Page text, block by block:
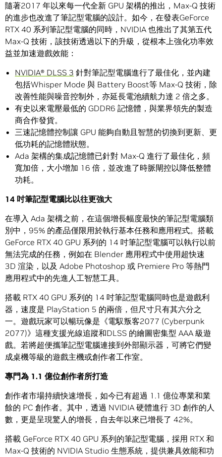
隨著2017 年以來每一代全新 GPU 架構的推出，Max-Q 技術
的進步也改進了筆記型電腦的設計。如今，在發表GeForce
RTX 40 系列筆記型電腦的同時，NVIDIA 也推出了其第五代
Max-Q 技術，該技術透過以下的升級，從根本上強化功率效
益並加速遊戲效能：
NVIDIA® DLSS 3 針對筆記型電腦進行了最佳化，並內建
包括Whisper Mode 與 Battery Boost等 Max-Q 技術，除
改善性能與噪音控制外，亦延長電池續航力達 2 倍之多。
有史以來電壓最低的 GDDR6 記憶體，與業界領先的製造
商合作發貨。
三速記憶體控制讓 GPU 能夠自動且智慧的切換到更新、更
低功耗的記憶體狀態。
Ada 架構的集成記憶體已針對 Max-Q 進行了最佳化，頻
寬加倍，大小增加 16 倍，並改進了時脈閘控以降低整體
功耗。
14 吋筆記型電腦比以往更強大
在導入 Ada 架構之前，在這個增長幅度最快的筆記型電腦類
別中，95% 的產品僅限用於執行基本任務和應用程式。搭載
GeForce RTX 40 GPU 系列的 14 吋筆記型電腦可以執行以前
無法完成的任務，例如在 Blender 應用程式中使用超快速
3D 渲染，以及 Adobe Photoshop 或 Premiere Pro 等熱門
應用程式中的先進人工智慧工具。
搭載 RTX 40 GPU 系列的 14 吋筆記型電腦同時也是遊戲利
器，速度是 PlayStation 5 的兩倍，但尺寸只有其六分之
一。遊戲玩家可以暢玩像是《電馭叛客2077 (Cyberpunk
2077)》這種支援光線追蹤和DLSS 的繪圖密集型 AAA 級遊
戲。若將超便攜筆記型電腦連接到外部顯示器，可將它們變
成桌機等級的遊戲主機或創作者工作室。
專門為 1.1 億位創作者所打造
創作者市場持續快速增長，如今已有超過 1.1 億位專業和業
餘的 PC 創作者。其中，透過 NVIDIA 硬體進行 3D 創作的人
數，更是呈現驚人的增長，自去年以來已增長了 42%。
搭載 GeForce RTX 40 GPU 系列的筆記型電腦，採用 RTX 和
Max-Q 技術的 NVIDIA Studio 生態系統，提供兼具效能和功